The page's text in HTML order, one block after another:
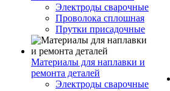
Электроды сварочные
Проволока сплошная
Прутки присадочные
Материалы для наплавки и
ремонта деталей
Электроды сварочные